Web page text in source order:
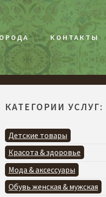
КОНТАКТЫ
КАТЕГОРИИ УСЛУГ:
Детские товары
Красота & здоровье
Мода & аксессуары
Обувь женская & мужская